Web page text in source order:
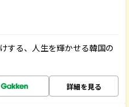
する、人生を輝かせる韓国の
詳細を見る